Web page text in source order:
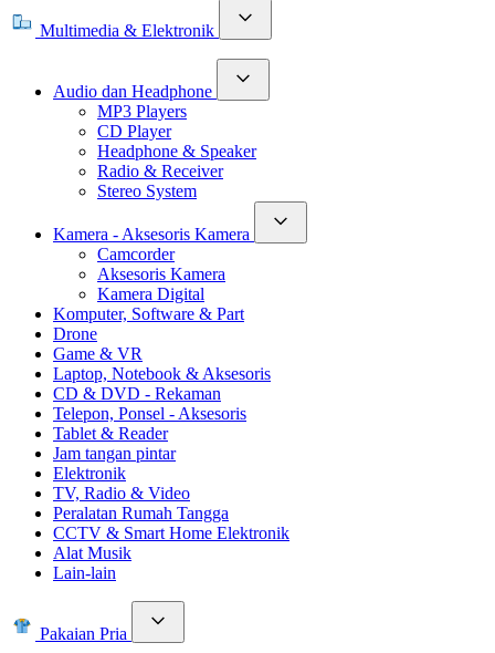
Multimedia & Elektronik
Audio dan Headphone
MP3 Players
CD Player
Headphone & Speaker
Radio & Receiver
Stereo System
Kamera - Aksesoris Kamera
Camcorder
Aksesoris Kamera
Kamera Digital
Komputer, Software & Part
Drone
Game & VR
Laptop, Notebook & Aksesoris
CD & DVD - Rekaman
Telepon, Ponsel - Aksesoris
Tablet & Reader
Jam tangan pintar
Elektronik
TV, Radio & Video
Peralatan Rumah Tangga
CCTV & Smart Home Elektronik
Alat Musik
Lain-lain
Pakaian Pria